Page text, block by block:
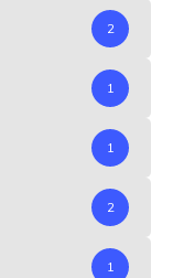
2
1
1
2
1